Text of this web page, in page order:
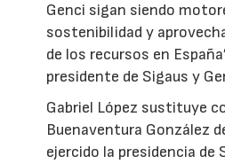
Genci sigan siendo
sostenibilidad y
de los recursos en
presidente de Sigaus y
Gabriel López sustituye
Buenaventura González
ejercido la presidencia de